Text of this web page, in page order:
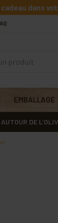
dans
EMBALLAGE
AUTOUR DE